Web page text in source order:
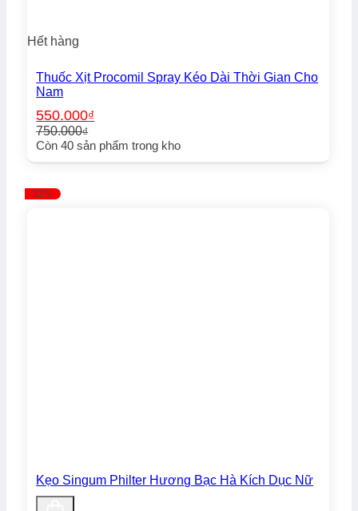
Hết hàng
Thuốc Xịt Procomil Spray Kéo Dài Thời Gian Cho
Nam
750.000₫
Giá
750.000₫.
550.000₫
Giá
là:
550.000₫.
Còn40 sản phẩm trong kho
-32%
Kẹo Singum Philter Hương Bạc Hà Kích Dục Nữ